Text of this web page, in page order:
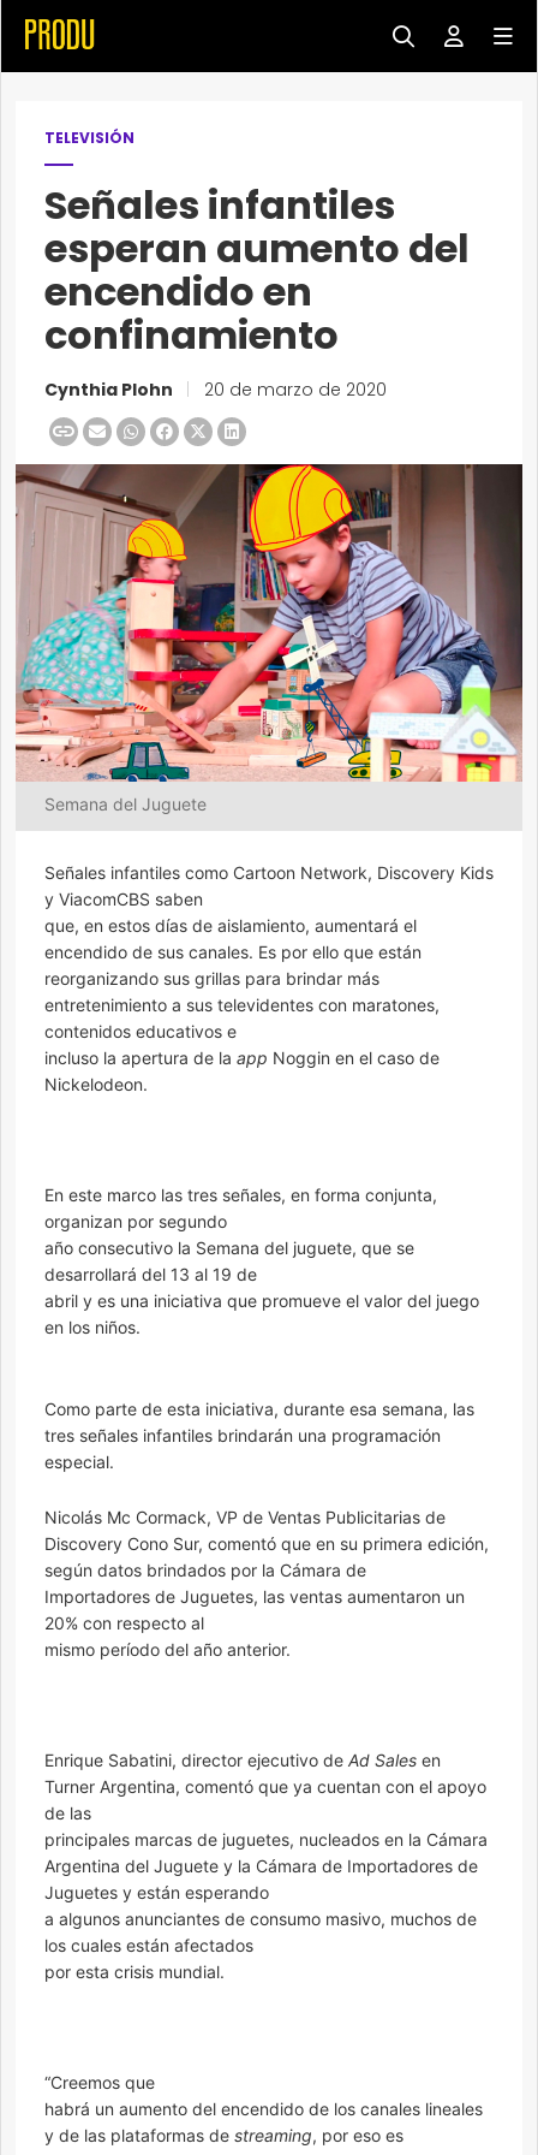
TELEVISIÓN
Señales infantiles
esperan aumento del
encendido en
confinamiento
Cynthia Plohn 20 de marzo de 2020
Semana del Juguete
Señales infantiles como Cartoon Network, Discovery Kids
y ViacomCBS saben
que, en estos días de aislamiento, aumentará el
encendido de sus canales. Es por ello que están
reorganizando sus grillas para brindar más
entretenimiento a sus televidentes con maratones,
contenidos educativos e
incluso la apertura de la app Noggin en el caso de
Nickelodeon.
En este marco las tres señales, en forma conjunta,
organizan por segundo
año consecutivo la Semana del juguete, que se
desarrollará del 13 al 19 de
abril y es una iniciativa que promueve el valor del juego
en los niños.
Como parte de esta iniciativa, durante esa semana, las
tres señales infantiles brindarán una programación
especial.
Nicolás Mc Cormack, VP de Ventas Publicitarias de
Discovery Cono Sur, comentó que en su primera edición,
según datos brindados por la Cámara de
Importadores de Juguetes, las ventas aumentaron un
20% con respecto al
mismo período del año anterior.
Enrique Sabatini, director ejecutivo de Ad Sales en
Turner Argentina, comentó que ya cuentan con el apoyo
de las
principales marcas de juguetes, nucleados en la Cámara
Argentina del Juguete y la Cámara de Importadores de
Juguetes y están esperando
a algunos anunciantes de consumo masivo, muchos de
los cuales están afectados
por esta crisis mundial.
“Creemos que
habrá un aumento del encendido de los canales lineales
y de las plataformas de streaming, por eso es